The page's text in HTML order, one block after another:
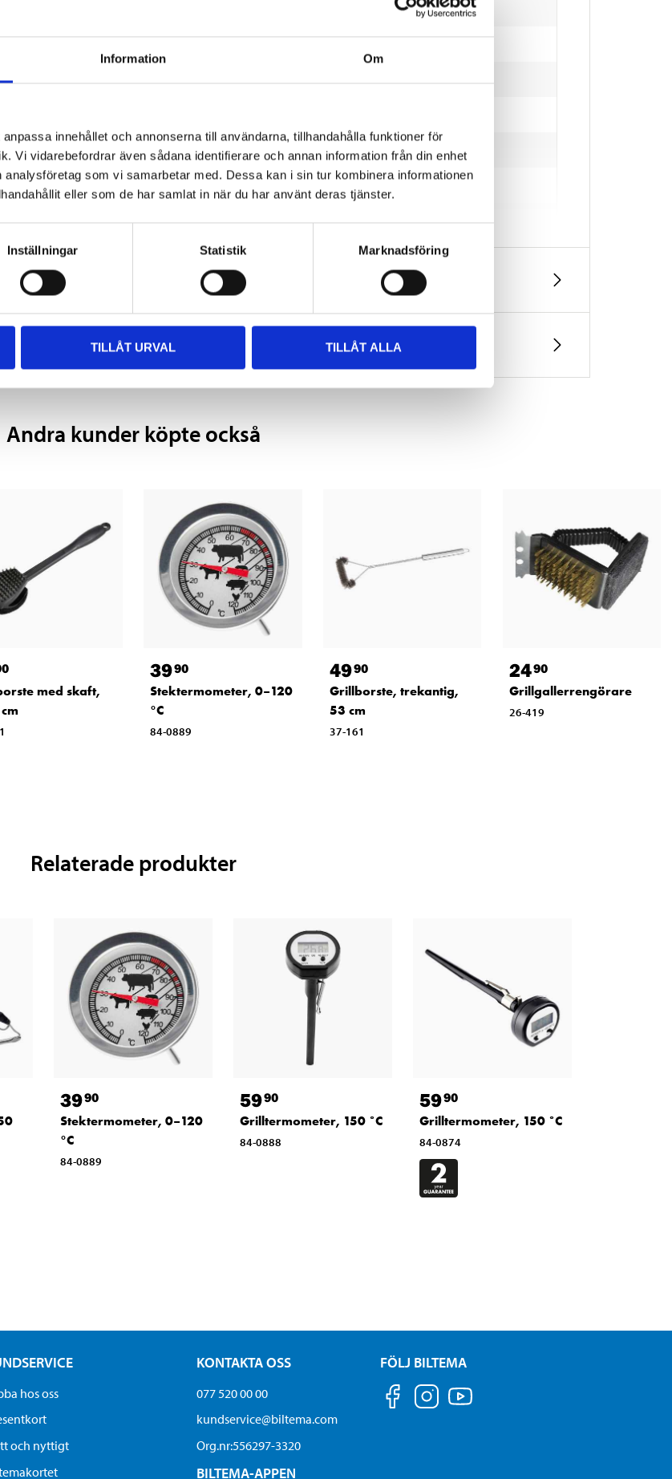
Information Om
innehållet och annonserna till användarna, tillhandahålla funktioner för
Vi vidarebefordrar även sådana identifierare och annan information från din enhet
som vi samarbetar med. Dessa kan i sin tur kombinera informationen
eller som de har samlat in när du har använt deras tjänster.
Inställningar Statistik Marknadsföring
TILLÅT URVAL TILLÅT ALLA
10 cm (sensor)
3,1 cm
38 g
Levereras med nålskydd
ABS, rostfritt stål
VISA ALLT
Andra kunder köpte också
med skaft,
3990
Stektermometer, 0–120
°C
84-0889
4990
Grillborste, trekantig,
53 cm
37-161
2490
Grillgallerrengörare
26-419
Relaterade produkter
3990
Stektermometer, 0–120
°C
84-0889
5990
Grilltermometer, 150 ˚C
84-0888
5990
Grilltermometer, 150 ˚C
84-0874
hos oss
och nyttigt
KONTAKTA OSS
077 520 00 00
kundservice@biltema.com
Org.nr:556297-3320
BILTEMA-APPEN
FÖLJ BILTEMA